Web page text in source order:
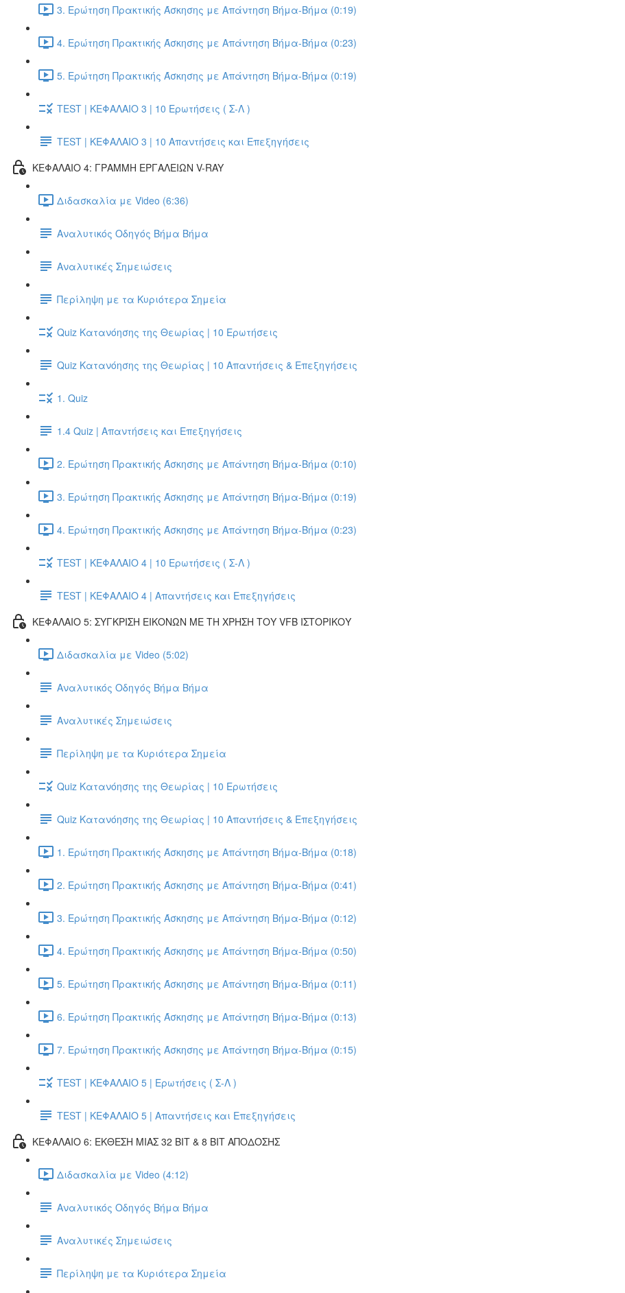
3. Ερώτηση Πρακτικής Άσκησης με Απάντηση Βήμα-Βήμα (0:19)
4. Ερώτηση Πρακτικής Άσκησης με Απάντηση Βήμα-Βήμα (0:23)
5. Ερώτηση Πρακτικής Άσκησης με Απάντηση Βήμα-Βήμα (0:19)
TEST | ΚΕΦΑΛΑΙΟ 3 | 10 Ερωτήσεις ( Σ-Λ )
TEST | ΚΕΦΑΛΑΙΟ 3 | 10 Απαντήσεις και Επεξηγήσεις
ΚΕΦΑΛΑΙΟ 4: ΓΡΑΜΜΗ ΕΡΓΑΛΕΙΩΝ V-RAY
Διδασκαλία με Video (6:36)
Αναλυτικός Οδηγός Βήμα Βήμα
Αναλυτικές Σημειώσεις
Περίληψη με τα Κυριότερα Σημεία
Quiz Κατανόησης της Θεωρίας | 10 Ερωτήσεις
Quiz Κατανόησης της Θεωρίας | 10 Απαντήσεις & Επεξηγήσεις
1. Quiz
1.4 Quiz | Απαντήσεις και Επεξηγήσεις
2. Ερώτηση Πρακτικής Άσκησης με Απάντηση Βήμα-Βήμα (0:10)
3. Ερώτηση Πρακτικής Άσκησης με Απάντηση Βήμα-Βήμα (0:19)
4. Ερώτηση Πρακτικής Άσκησης με Απάντηση Βήμα-Βήμα (0:23)
TEST | ΚΕΦΑΛΑΙΟ 4 | 10 Ερωτήσεις ( Σ-Λ )
TEST | ΚΕΦΑΛΑΙΟ 4 | Απαντήσεις και Επεξηγήσεις
ΚΕΦΑΛΑΙΟ 5: ΣΥΓΚΡΙΣΗ ΕΙΚΟΝΩΝ ΜΕ ΤΗ ΧΡΗΣΗ ΤΟΥ VFB ΙΣΤΟΡΙΚΟΥ
Διδασκαλία με Video (5:02)
Αναλυτικός Οδηγός Βήμα Βήμα
Αναλυτικές Σημειώσεις
Περίληψη με τα Κυριότερα Σημεία
Quiz Κατανόησης της Θεωρίας | 10 Ερωτήσεις
Quiz Κατανόησης της Θεωρίας | 10 Απαντήσεις & Επεξηγήσεις
1. Ερώτηση Πρακτικής Άσκησης με Απάντηση Βήμα-Βήμα (0:18)
2. Ερώτηση Πρακτικής Άσκησης με Απάντηση Βήμα-Βήμα (0:41)
3. Ερώτηση Πρακτικής Άσκησης με Απάντηση Βήμα-Βήμα (0:12)
4. Ερώτηση Πρακτικής Άσκησης με Απάντηση Βήμα-Βήμα (0:50)
5. Ερώτηση Πρακτικής Άσκησης με Απάντηση Βήμα-Βήμα (0:11)
6. Ερώτηση Πρακτικής Άσκησης με Απάντηση Βήμα-Βήμα (0:13)
7. Ερώτηση Πρακτικής Άσκησης με Απάντηση Βήμα-Βήμα (0:15)
TEST | ΚΕΦΑΛΑΙΟ 5 | Ερωτήσεις ( Σ-Λ )
TEST | ΚΕΦΑΛΑΙΟ 5 | Απαντήσεις και Επεξηγήσεις
ΚΕΦΑΛΑΙΟ 6: ΕΚΘΕΣΗ ΜΙΑΣ 32 BIT & 8 BIT ΑΠΟΔΟΣΗΣ
Διδασκαλία με Video (4:12)
Αναλυτικός Οδηγός Βήμα Βήμα
Αναλυτικές Σημειώσεις
Περίληψη με τα Κυριότερα Σημεία